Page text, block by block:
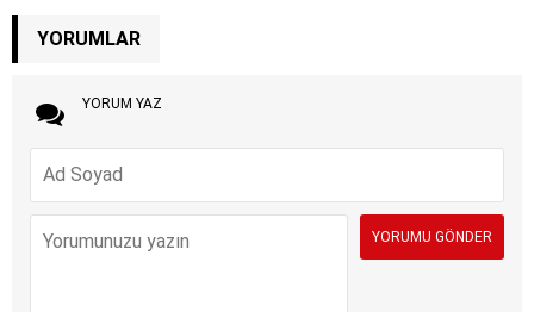
YORUMLAR
YORUM YAZ